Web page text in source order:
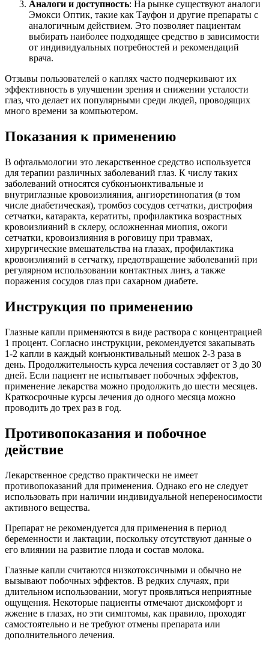
Аналоги и доступность: На рынке существуют аналоги
Эмокси Оптик, такие как Тауфон и другие препараты с
аналогичным действием. Это позволяет пациентам
выбирать наиболее подходящее средство в зависимости
от индивидуальных потребностей и рекомендаций
врача.
Отзывы пользователей о каплях часто подчеркивают их
эффективность в улучшении зрения и снижении усталости
глаз, что делает их популярными среди людей, проводящих
много времени за компьютером.
Показания к применению
В офтальмологии это лекарственное средство используется
для терапии различных заболеваний глаз. К числу таких
заболеваний относятся субконъюнктивальные и
внутриглазные кровоизлияния, ангиоретинопатия (в том
числе диабетическая), тромбоз сосудов сетчатки, дистрофия
сетчатки, катаракта, кератиты, профилактика возрастных
кровоизлияний в склеру, осложненная миопия, ожоги
сетчатки, кровоизлияния в роговицу при травмах,
хирургические вмешательства на глазах, профилактика
кровоизлияний в сетчатку, предотвращение заболеваний при
регулярном использовании контактных линз, а также
поражения сосудов глаз при сахарном диабете.
Инструкция по применению
Глазные капли применяются в виде раствора с концентрацией
1 процент. Согласно инструкции, рекомендуется закапывать
1-2 капли в каждый конъюнктивальный мешок 2-3 раза в
день. Продолжительность курса лечения составляет от 3 до 30
дней. Если пациент не испытывает побочных эффектов,
применение лекарства можно продолжить до шести месяцев.
Краткосрочные курсы лечения до одного месяца можно
проводить до трех раз в год.
Противопоказания и побочное
действие
Лекарственное средство практически не имеет
противопоказаний для применения. Однако его не следует
использовать при наличии индивидуальной непереносимости
активного вещества.
Препарат не рекомендуется для применения в период
беременности и лактации, поскольку отсутствуют данные о
его влиянии на развитие плода и состав молока.
Глазные капли считаются низкотоксичными и обычно не
вызывают побочных эффектов. В редких случаях, при
длительном использовании, могут проявляться неприятные
ощущения. Некоторые пациенты отмечают дискомфорт и
жжение в глазах, но эти симптомы, как правило, проходят
самостоятельно и не требуют отмены препарата или
дополнительного лечения.